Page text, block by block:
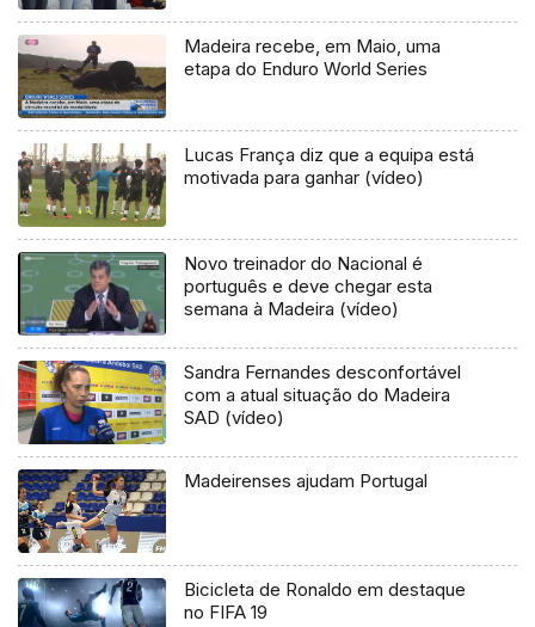
Madeira recebe, em Maio, uma
etapa do Enduro World Series
Lucas França diz que a equipa está
motivada para ganhar (vídeo)
Novo treinador do Nacional é
português e deve chegar esta
semana à Madeira (vídeo)
Sandra Fernandes desconfortável
com a atual situação do Madeira
SAD (vídeo)
Madeirenses ajudam Portugal
Bicicleta de Ronaldo em destaque
no FIFA 19